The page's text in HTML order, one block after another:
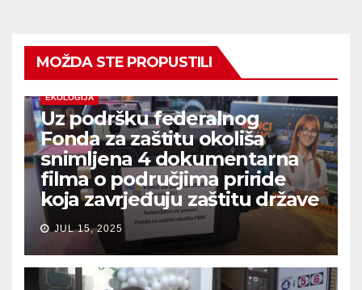
MOŽDA STE PROPUSTILI
EKOLOGIJA
Uz podršku federalnog
Fonda za zaštitu okoliša
snimljena 4 dokumentarna
filma o područjima priride
koja zavrjeđuju zaštitu države
JUL 15, 2025